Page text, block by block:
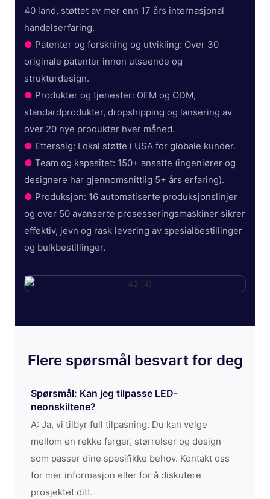
40 land, støttet av mer enn 17 års internasjonal
handelserfaring.
● Patenter og forskning og utvikling: Over 30
originale patenter innen utseende og
strukturdesign.
● Produkter og tjenester: OEM og ODM,
standardprodukter, dropshipping og lansering av
over 20 nye produkter hver måned.
● Ettersalg: Lokal støtte i USA for globale kunder.
● Team og kapasitet: 150+ ansatte (ingeniører og
designere har gjennomsnittlig 5+ års erfaring).
● Produksjon: 16 automatiserte produksjonslinjer
og over 50 avanserte prosesseringsmaskiner sikrer
effektiv, jevn og rask levering av spesialbestillinger
og bulkbestillinger.
Flere spørsmål besvart for deg
Spørsmål: Kan jeg tilpasse LED-
neonskiltene?
A: Ja, vi tilbyr full tilpasning. Du kan velge
mellom en rekke farger, størrelser og design
som passer dine spesifikke behov. Kontakt oss
for mer informasjon eller for å diskutere
prosjektet ditt.